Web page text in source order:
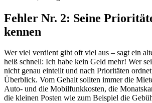
Fehler Nr. 2: Seine
kennen
Wer viel verdient gibt oft viel aus – sagt ein
heiß schnell: Ich habe kein Geld mehr! Wer
nichtgenau einteilt und nach Prioritäten
Überblick. Vom Gehalt sollten immer die
Auto- und die Mobilfunkkosten, die
die kleinen Posten wie zum Beispiel die